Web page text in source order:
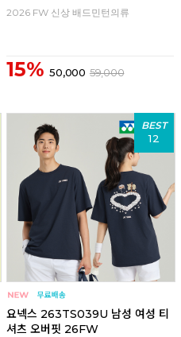
2026 FW 신상 배드민턴의류
15% 50,000 59,000
BEST
12
요넥스 263TS039U 남성 여성 티
셔츠 오버핏 26FW